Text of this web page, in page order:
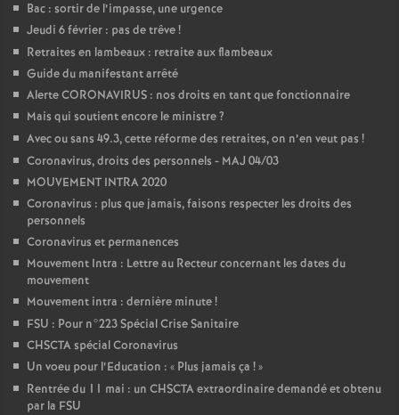
Bac : sortir de l’impasse, une urgence
Jeudi 6 février : pas de trêve!
Retraites en lambeaux : retraite aux flambeaux
Guide du manifestant arrêté
Alerte CORONAVIRUS : nos droits en tant que fonctionnaire
Mais qui soutient encore le ministre?
Avec ou sans 49.3, cette réforme des retraites, on n’en veut pas !
Coronavirus, droits des personnels - MAJ 04/03
MOUVEMENT INTRA 2020
Coronavirus : plus que jamais, faisons respecter les droits des
personnels
Coronavirus et permanences
Mouvement Intra : Lettre au Recteur concernant les dates du
mouvement
Mouvement intra : dernière minute!
FSU : Pour n°223 Spécial Crise Sanitaire
CHSCTA spécial Coronavirus
Un voeu pour l’Education : « Plus jamais ça !»
Rentrée du 11 mai : un CHSCTA extraordinaire demandé et obtenu
par la FSU